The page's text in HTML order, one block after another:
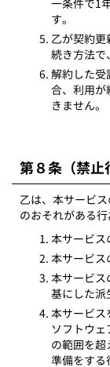
一条件で1
す。
乙が契約更
続き方法で
解約した受
合、利用が
きません。
第８条（禁止
乙は、本サービ
のおそれがある行
本サービス
本サービス
本サービス
基にした派
本サービス
ソフトウ
の範囲を超
準備をする